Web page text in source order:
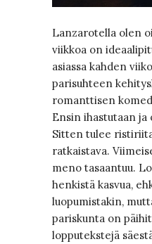
Lanzarotella olen
viikkoa on
asiassa kahden
parisuhteen
romanttisen
Ensin ihastutaan ja
Sitten tulee
ratkaistava.
meno tasaantuu.
henkistä kasvua,
luopumistakin,
pariskunta on
lopputekstejä